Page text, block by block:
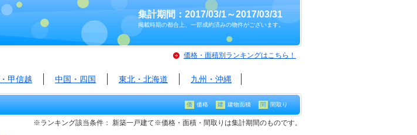
集計期間：2017/03/1～2017/03/31
掲載時期の都合上、一部成約済みの物件がございます。
価格・面積別ランキングはこちら！
甲信越 中国・四国 東北・北海道 九州・沖縄
価 価格 建 建物面積 間 間取り
※ランキング該当条件： 新築一戸建て※価格・面積・間取りは集計期間のものです。